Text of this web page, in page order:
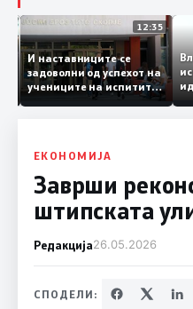
12:35
И наставниците се
задоволни од успехот на
учениците на испитите
од државната матура
ЕКОНОМИЈА
Заврши
штипската
Редакција26.05.2026
СПОДЕЛИ: